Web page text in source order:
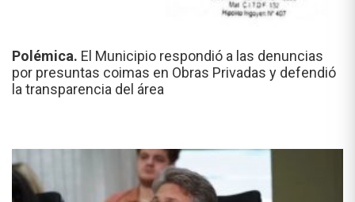
Polémica. El Municipio respondió a las denuncias
por presuntas coimas en Obras Privadas y defendió
la transparencia del área